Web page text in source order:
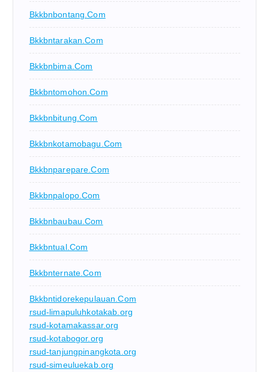
Bkkbnbontang.com
Bkkbntarakan.com
Bkkbnbima.com
Bkkbntomohon.com
Bkkbnbitung.com
Bkkbnkotamobagu.com
Bkkbnparepare.com
Bkkbnpalopo.com
Bkkbnbaubau.com
Bkkbntual.com
Bkkbnternate.com
Bkkbntidorekepulauan.com
rsud-limapuluhkotakab.org
rsud-kotamakassar.org
rsud-kotabogor.org
rsud-tanjungpinangkota.org
rsud-simeuluekab.org